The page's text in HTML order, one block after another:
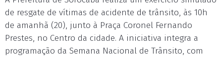
de resgate de vítimas de acidente de trânsito, às 10h
de amanhã (20), junto à Praça Coronel Fernando
Prestes, no Centro da cidade. A iniciativa integra a
programação da Semana Nacional de Trânsito, com